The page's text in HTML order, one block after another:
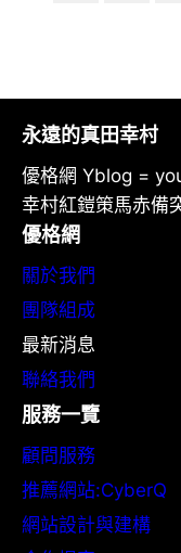
永遠的真田幸村
優格網 Yblog =
幸村紅鎧策馬赤備
優格網
關於我們
團隊組成
最新消息
聯絡我們
服務一覽
顧問服務
推薦網站:CyberQ
網站設計與建構